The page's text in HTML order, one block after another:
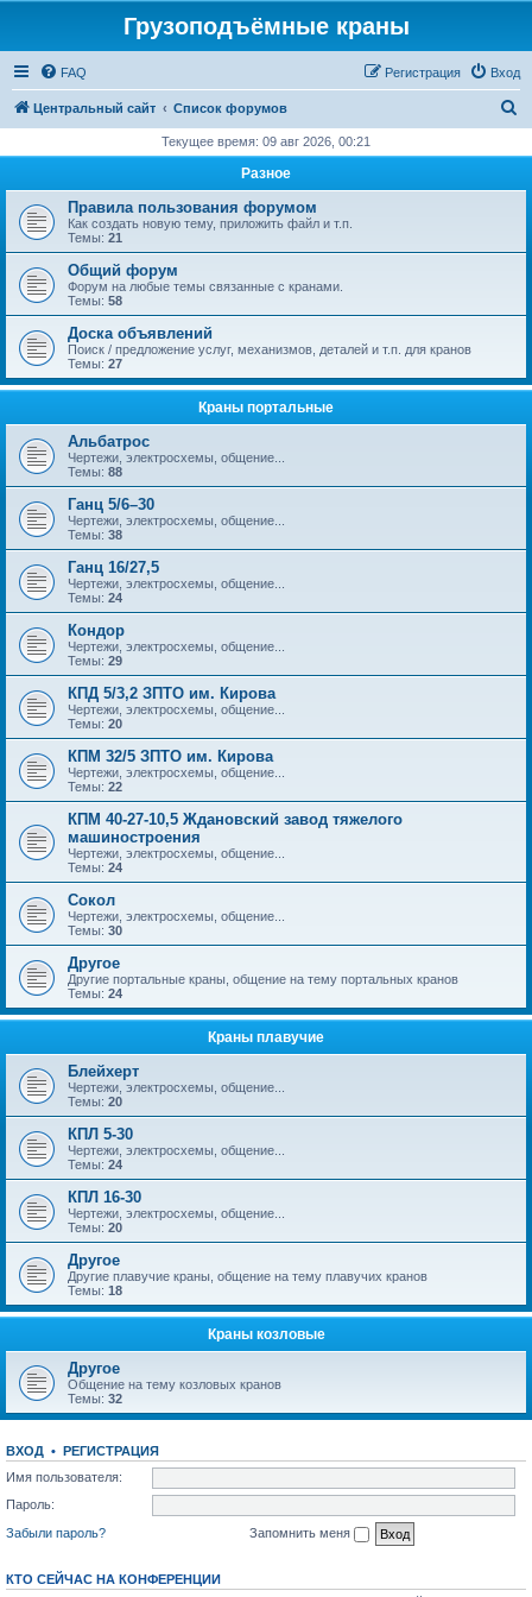
Грузоподъёмные краны
FAQ Вход
Регистрация
Центральный сайт Список форумов
с
Текущее время: 09 авг 2026, 00:21
Разное
Правила пользования форумом
Как создать новую тему, приложить файл и т.п.
Темы: 21
Общий форум
Форум на любые темы связанные с кранами.
Темы: 58
Доска объявлений
Поиск / предложение услуг, механизмов, деталей и т.п. для кранов
Темы: 27
Краны портальные
Альбатрос
Чертежи, электросхемы, общение...
Темы: 88
Ганц 5/6–30
Чертежи, электросхемы, общение...
Темы: 38
Ганц 16/27,5
Чертежи, электросхемы, общение...
Темы: 24
Кондор
Чертежи, электросхемы, общение...
Темы: 29
КПД 5/3,2 ЗПТО им. Кирова
Чертежи, электросхемы, общение...
Темы: 20
КПМ 32/5 ЗПТО им. Кирова
Чертежи, электросхемы, общение...
Темы: 22
КПМ 40-27-10,5 Ждановский завод тяжелого
машиностроения
Чертежи, электросхемы, общение...
Темы: 24
Сокол
Чертежи, электросхемы, общение...
Темы: 30
Другое
Другие портальные краны, общение на тему портальных кранов
Темы: 24
Краны плавучие
Блейхерт
Чертежи, электросхемы, общение...
Темы: 20
КПЛ 5-30
Чертежи, электросхемы, общение...
Темы: 24
КПЛ 16-30
Чертежи, электросхемы, общение...
Темы: 20
Другое
Другие плавучие краны, общение на тему плавучих кранов
Темы: 18
Краны козловые
Другое
Общение на тему козловых кранов
Темы: 32
ВХОД • РЕГИСТРАЦИЯ
Имя пользователя:
Пароль:
Забыли пароль?
Запомнить меня
КТО СЕЙЧАС НА КОНФЕРЕНЦИИ